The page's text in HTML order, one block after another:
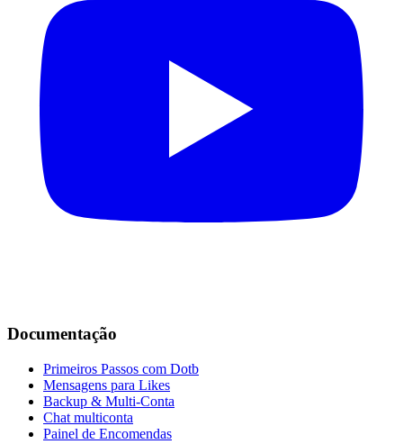
Documentação
Primeiros Passos com Dotb
Mensagens para Likes
Backup & Multi-Conta
Chat multiconta
Painel de Encomendas